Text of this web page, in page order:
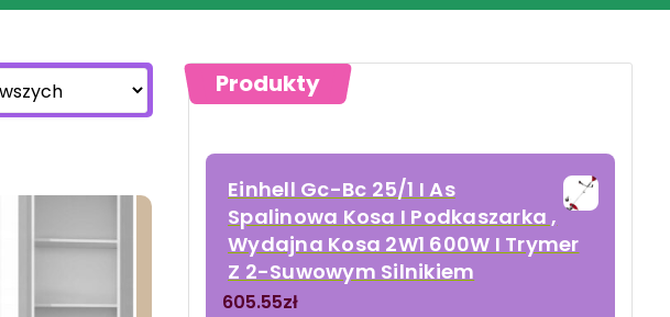
Produkty
Einhell Gc-Bc 25/1 I As
Spalinowa Kosa I Podkaszarka ,
Wydajna Kosa 2W1 600W I Trymer
Z 2-Suwowym Silnikiem
605.55zł